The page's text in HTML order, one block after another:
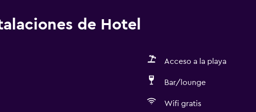
de Hotel
Acceso a la playa
Bar/lounge
Wifi gratis